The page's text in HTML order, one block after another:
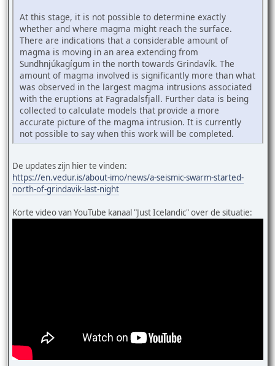
At this stage, it is not possible to determine exactly
whether and where magma might reach the surface.
There are indications that a considerable amount of
magma is moving in an area extending from
Sundhnjúkagígum in the north towards Grindavík. The
amount of magma involved is significantly more than what
was observed in the largest magma intrusions associated
with the eruptions at Fagradalsfjall. Further data is being
collected to calculate models that provide a more
accurate picture of the magma intrusion. It is currently
not possible to say when this work will be completed.
De updates zijn hier te vinden:
https://en.vedur.is/about-imo/news/a-seismic-swarm-started-
north-of-grindavik-last-night
Korte video van YouTube kanaal "Just Icelandic" over de situatie: